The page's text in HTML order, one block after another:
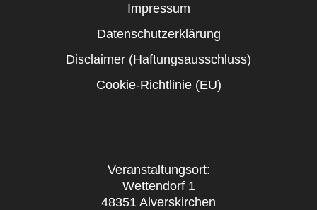
Impressum
Datenschutzerklärung
Disclaimer (Haftungsausschluss)
Cookie-Richtlinie (EU)
Veranstaltungsort:
Wettendorf 1
48351 Alverskirchen